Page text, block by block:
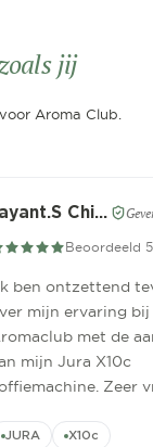
jij
Aroma Club.
Jayant.S Chitaroe
Beoordeeld
ben ontzettend
mijn ervaring bij
met de
mijn Jura X10c
Zeer
JURA X10c